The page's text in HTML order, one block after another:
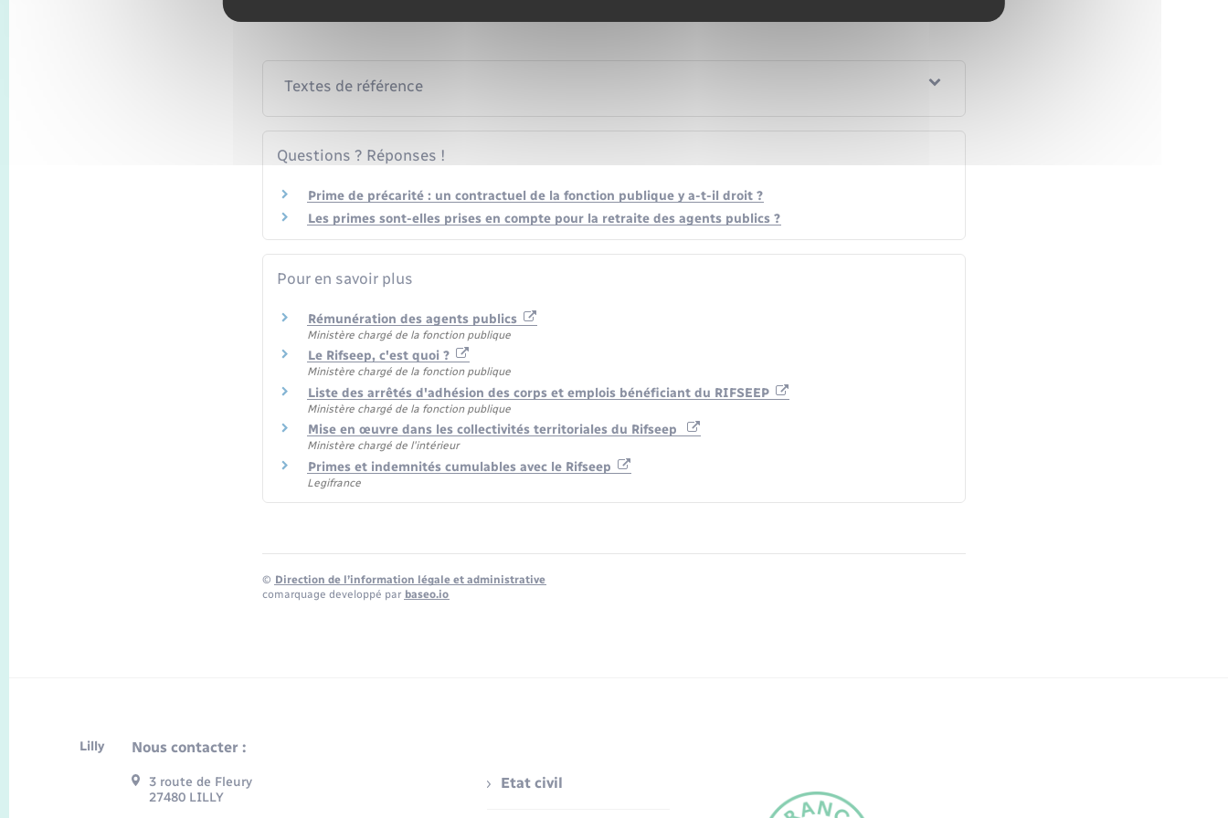
Textes de référence
Questions ? Réponses !
Prime de précarité : un contractuel de la fonction publique y a-t-il droit ?
Les primes sont-elles prises en compte pour la retraite des agents publics ?
Pour en savoir plus
Rémunération des agents publics
Ministère chargé de la fonction publique
Le Rifseep, c'est quoi ?
Ministère chargé de la fonction publique
Liste des arrêtés d'adhésion des corps et emplois bénéficiant du RIFSEEP
Ministère chargé de la fonction publique
Mise en œuvre dans les collectivités territoriales du Rifseep
Ministère chargé de l'intérieur
Primes et indemnités cumulables avec le Rifseep
Legifrance
© Direction de l’information légale et administrative
comarquage developpé par baseo.io
Lilly Nous contacter :
3 route de Fleury
27480 LILLY
Etat civil